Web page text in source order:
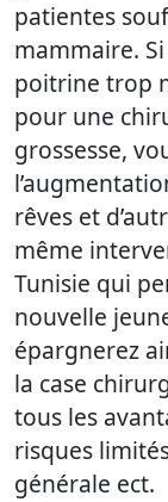
patientes
mammaire.
poitrine trop
pour une
grossesse,
rêves et
même
Tunisie qui
nouvelle
épargnerez
la case
tous les
risques
générale ect.